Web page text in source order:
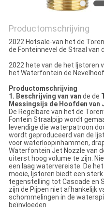
Productomschrijving
2022 Hotsale-van het de
de Fonteinnevel de Straal van
2022 hete van de het Ijstoren
het Waterfontein de
Productomschrijving
1. Beschrijving van van de de
Messingsijs de Hoofden van
De Regelbare van het de Toren
Fontein Straalpijp wordt
levendige die waterpatroon
wordt geproduceerd van de
voor waterloopinhammen,
Waterfontein Jet Nozzle van
uiterst hoog volume te zijn.
een laag watervereiste. De
mooie, Ijstoren biedt een
tegenstelling tot Cascade en
zijn de Pijpen niet afhankelijk
schommelingen in de
beïnvloeden